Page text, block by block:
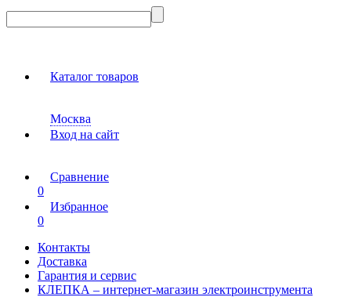
Каталог товаров
Москва
Вход на сайт
Сравнение
0
Избранное
0
Контакты
Доставка
Гарантия и сервис
КЛЕПКА – интернет-магазин электроинструмента